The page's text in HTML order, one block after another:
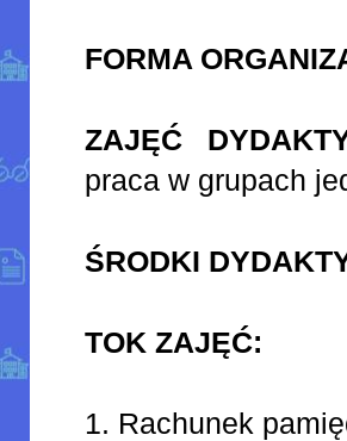
FORMA
ZAJĘĆ
praca w grupach
ŚRODKI
TOK ZAJĘĆ:
1. Rachunek